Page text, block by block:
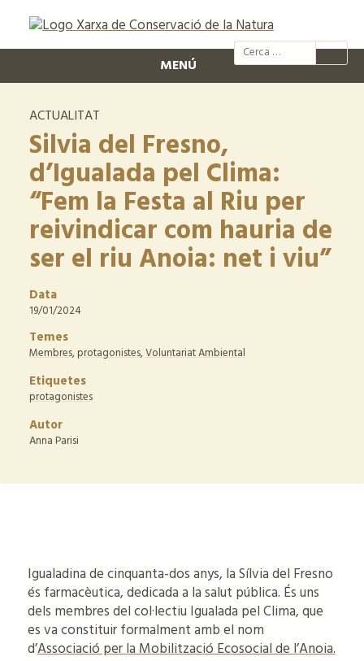
@xcn.cat
MENÚ
ACTUALITAT
Silvia del Fresno,
d’Igualada pel Clima:
“Fem la Festa al Riu per
reivindicar com hauria de
ser el riu Anoia: net i viu”
Data
19/01/2024
Temes
Membres,protagonistes,Voluntariat Ambiental
Etiquetes
protagonistes
Autor
Anna Parisi
Igualadina de cinquanta-dos anys, la Sílvia del Fresno
és farmacèutica, dedicada a la salut pública. És uns
dels membres del col·lectiu Igualada pel Clima, que
es va constituir formalment amb el nom
d’Associació per la Mobilització Ecosocial de l’Anoia.